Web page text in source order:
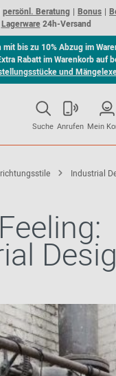
persönl. Beratung Bonus
Lagerware24h-Versand
bis zu 10% Abzug im
Rabatt im Warenkorb auf
und
Suche Anrufen Mein
Industrial